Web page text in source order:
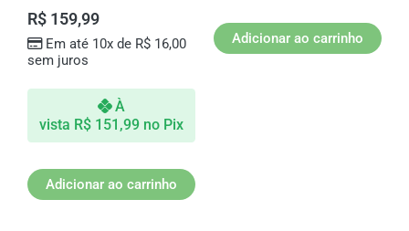
R$ 159,99
Em até 10x de R$16,00
sem juros
À
vista R$ 151,99 no Pix
Adicionar ao carrinho
Adicionar ao carrinho